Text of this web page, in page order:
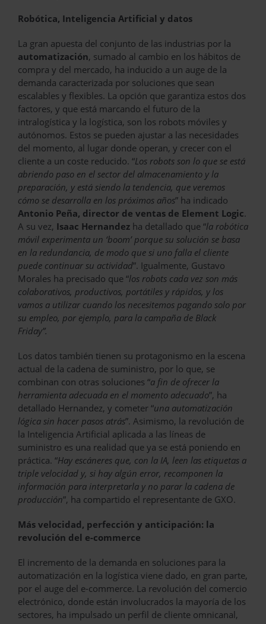
Robótica, Inteligencia Artificial y datos
La gran apuesta del conjunto de las industrias por la
automatización, sumado al cambio en los hábitos de
compra y del mercado, ha inducido a un auge de la
demanda caracterizada por soluciones que sean
escalables y flexibles. La opción que garantiza estos dos
factores, y que está marcando el futuro de la
intralogística y la logística, son los robots móviles y
autónomos. Estos se pueden ajustar a las necesidades
del momento, al lugar donde operan, y crecer con el
cliente a un coste reducido. “Los robots son lo que se está
abriendo paso en el sector del almacenamiento y la
preparación, y está siendo la tendencia, que veremos
cómo se desarrolla en los próximos años” ha indicado
Antonio Peña, director de ventas de Element Logic.
A su vez, Isaac Hernandez ha detallado que “la robótica
móvil experimenta un ‘boom’ porque su solución se basa
en la redundancia, de modo que si uno falla el cliente
puede continuar su actividad”. Igualmente, Gustavo
Morales ha precisado que “los robots cada vez son más
colaborativos, productivos, portátiles y rápidos, y los
vamos a utilizar cuando los necesitemos pagando solo por
su empleo, por ejemplo, para la campaña de Black
Friday”.
Los datos también tienen su protagonismo en la escena
actual de la cadena de suministro, por lo que, se
combinan con otras soluciones “a fin de ofrecer la
herramienta adecuada en el momento adecuado”, ha
detallado Hernandez, y cometer “una automatización
lógica sin hacer pasos atrás”. Asimismo, la revolución de
la Inteligencia Artificial aplicada a las líneas de
suministro es una realidad que ya se está poniendo en
práctica. “Hay escáneres que, con la IA, leen las etiquetas a
triple velocidad y, si hay algún error, recomponen la
información para interpretarla y no parar la cadena de
producción”, ha compartido el representante de GXO.
Más velocidad, perfección y anticipación: la
revolución del e-commerce
El incremento de la demanda en soluciones para la
automatización en la logística viene dado, en gran parte,
por el auge del e-commerce. La revolución del comercio
electrónico, donde están involucrados la mayoría de los
sectores, ha impulsado un perfil de cliente omnicanal,